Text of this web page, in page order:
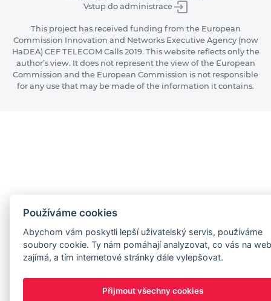
Vstup do administrace
This project has received funding from the European
Commission Innovation and Networks Executive Agency (now
HaDEA) CEF TELECOM Calls 2019. This website reflects only the
author’s view. It does not represent the view of the European
Commission and the European Commission is not responsible
for any use that may be made of the information it contains.
Používáme cookies
Abychom vám poskytli lepší uživatelský servis, používáme
soubory cookie. Ty nám pomáhají analyzovat, co vás na
zajímá, a tím internetové stránky dále vylepšovat.
Přijmout všechny cookies